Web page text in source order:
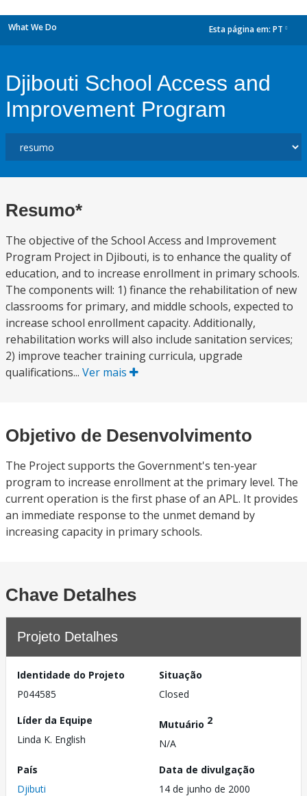
What We Do Esta página em: PT
Djibouti School Access and
Improvement Program
Resumo*
The objective of the School Access and Improvement
Program Project in Djibouti, is to enhance the quality of
education, and to increase enrollment in primary schools.
The components will: 1) finance the rehabilitation of new
classrooms for primary, and middle schools, expected to
increase school enrollment capacity. Additionally,
rehabilitation works will also include sanitation services;
2) improve teacher training curricula, upgrade
qualifications... Ver mais
Objetivo de Desenvolvimento
The Project supports the Government's ten-year
program to increase enrollment at the primary level. The
current operation is the first phase of an APL. It provides
an immediate response to the unmet demand by
increasing capacity in primary schools.
Chave Detalhes
Projeto Detalhes
Identidade do Projeto
P044585
Situação
Closed
Líder da Equipe
Linda K. English
Mutuário 2
N/A
País
Djibuti
Data de divulgação
14 de junho de 2000